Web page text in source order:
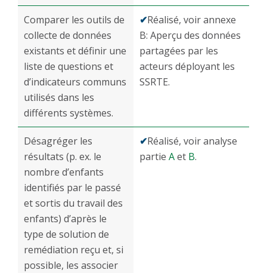
Comparer les outils de
collecte de données
existants et définir une
liste de questions et
d’indicateurs communs
utilisés dans les
différents systèmes.
✔Réalisé, voir annexe
B: Aperçu des données
partagées par les
acteurs déployant les
SSRTE.
Désagréger les
résultats (p. ex. le
nombre d’enfants
identifiés par le passé
et sortis du travail des
enfants) d’après le
type de solution de
remédiation reçu et, si
possible, les associer
✔Réalisé, voir analyse
partie Aet B.